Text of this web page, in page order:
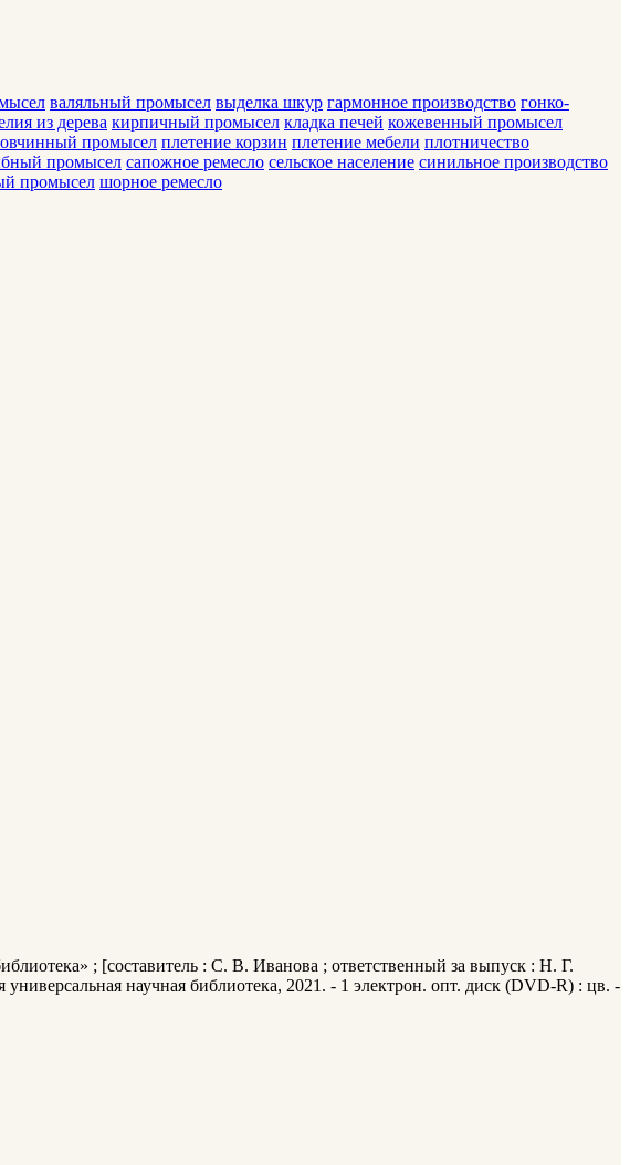
валяльный промысел выделка шкур гармонное производство гонко-
из дерева кирпичный промысел кладка печей кожевенный промысел
овчинный промысел плетение корзин плетение мебели плотничество
промысел сапожное ремесло сельское население синильное производство
промысел шорное ремесло
; [составитель : С. В. Иванова ; ответственный за выпуск : Н. Г.
научная библиотека, 2021. - 1 электрон. опт. диск (DVD-R) : цв. -